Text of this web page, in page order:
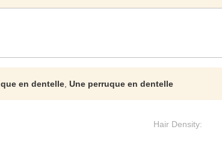
en dentelle Une perruque en dentelle
Hair Density: